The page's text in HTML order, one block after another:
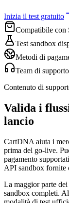
Inizia il test gratuito
Compatibile con
Test sandbox
Metodi di
Team di
Contenuto di
Valida i
lancio
CartDNA aiuta i
prima del go-live.
pagamento
API sandbox fornite
La maggior parte
sandbox completi.